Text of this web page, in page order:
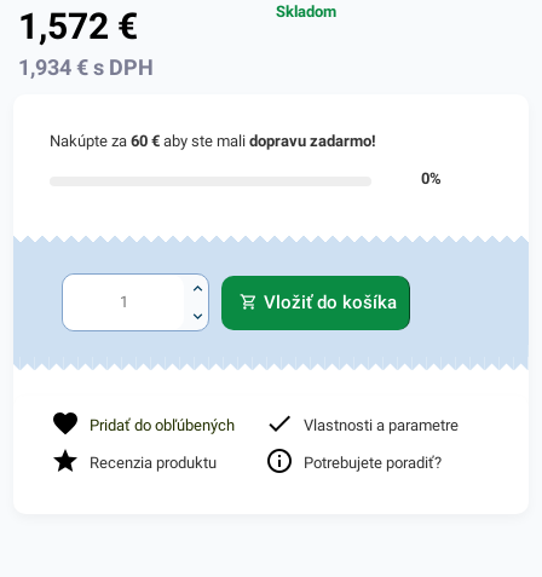
1,572 €
1,934€ s DPH
Skladom
Nakúpte za60 € aby ste malidopravu zadarmo!
0%
Vložiť do košíka
Pridať do obľúbených Vlastnosti a parametre
Recenzia produktu Potrebujete poradiť?